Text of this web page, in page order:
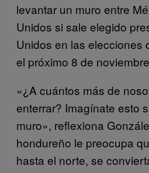
levantar un muro entre
Unidos si sale elegido
Unidos en las elecciones
el próximo 8 de
«¿A cuántos más de
enterrar? Imagínate esto
muro», reflexiona
hondureño le preocupa
hasta el norte, se